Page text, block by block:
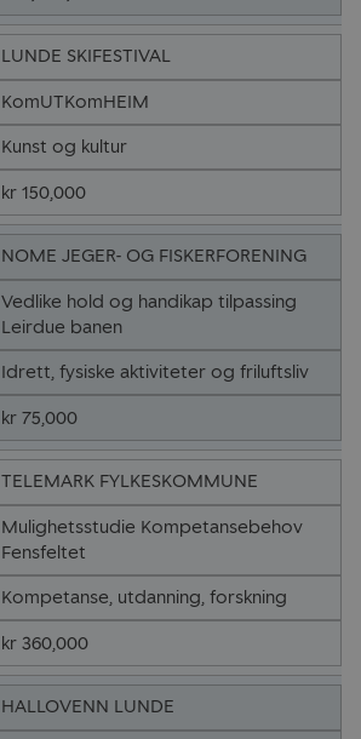
LUNDE SKIFESTIVAL
KomUTKomHEIM
Kunst og kultur
kr 150,000
NOME JEGER- OG FISKERFORENING
Vedlike hold og handikap tilpassing
Leirdue banen
Idrett, fysiske aktiviteter og friluftsliv
kr 75,000
TELEMARK FYLKESKOMMUNE
Mulighetsstudie Kompetansebehov
Fensfeltet
Kompetanse, utdanning, forskning
kr 360,000
HALLOVENN LUNDE